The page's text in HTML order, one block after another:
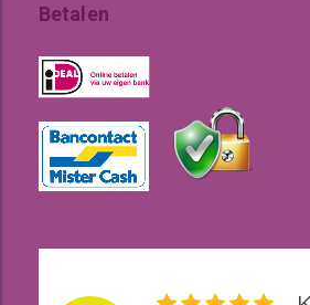
Betalen